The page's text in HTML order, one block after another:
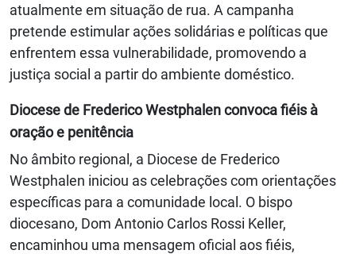
atualmente em situação de rua. A campanha
pretende estimular ações solidárias e políticas que
enfrentem essa vulnerabilidade, promovendo a
justiça social a partir do ambiente doméstico.
Diocese de Frederico Westphalen convoca fiéis à
oração e penitência
No âmbito regional, a Diocese de Frederico
Westphalen iniciou as celebrações com orientações
específicas para a comunidade local. O bispo
diocesano, Dom Antonio Carlos Rossi Keller,
encaminhou uma mensagem oficial aos fiéis,